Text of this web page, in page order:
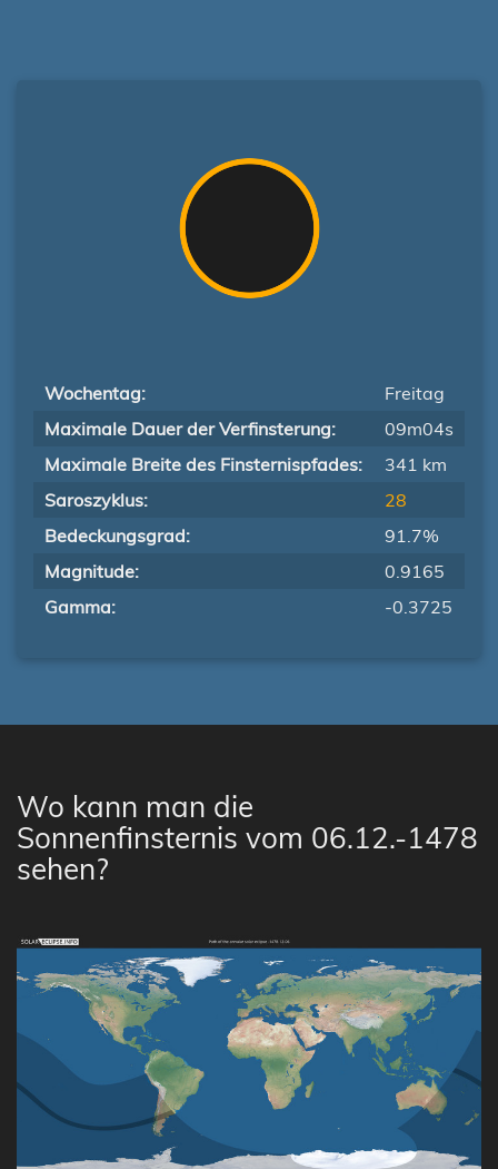
Wochentag:
Freitag
Maximale Dauer der Verfinsterung:
09m04s
Maximale Breite des Finsternispfades:
341 km
Saroszyklus:
28
Bedeckungsgrad:
91.7%
Magnitude:
0.9165
Gamma:
-0.3725
Wo kann man die
Sonnenfinsternis vom 06.12.-1478
sehen?